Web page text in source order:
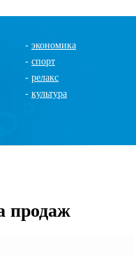
- экономика
- спорт
- релакс
- культура
продаж